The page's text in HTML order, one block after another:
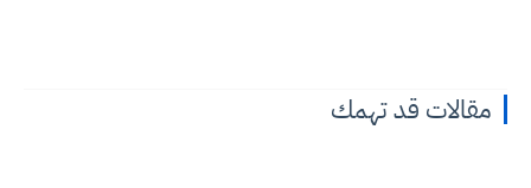
مقالات قد تهمك